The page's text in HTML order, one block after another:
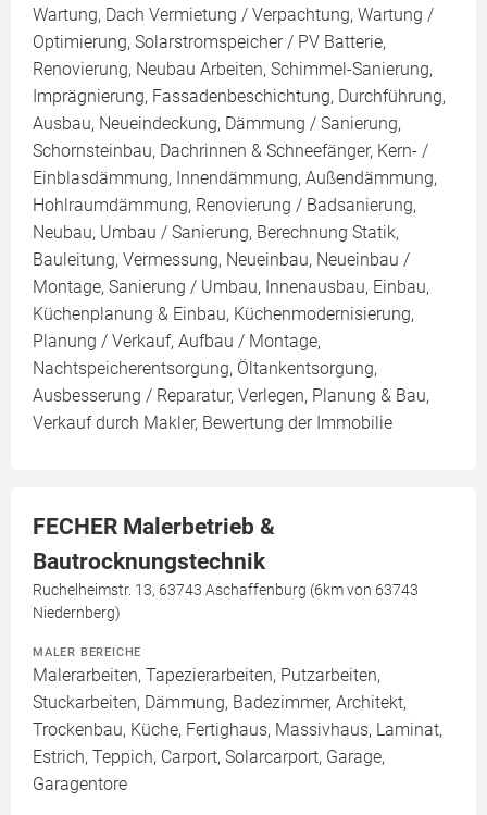
Wartung, Dach Vermietung / Verpachtung, Wartung /
Optimierung, Solarstromspeicher / PV Batterie,
Renovierung, Neubau Arbeiten, Schimmel-Sanierung,
Imprägnierung, Fassadenbeschichtung, Durchführung,
Ausbau, Neueindeckung, Dämmung / Sanierung,
Schornsteinbau, Dachrinnen & Schneefänger, Kern- /
Einblasdämmung, Innendämmung, Außendämmung,
Hohlraumdämmung, Renovierung / Badsanierung,
Neubau, Umbau / Sanierung, Berechnung Statik,
Bauleitung, Vermessung, Neueinbau, Neueinbau /
Montage, Sanierung / Umbau, Innenausbau, Einbau,
Küchenplanung & Einbau, Küchenmodernisierung,
Planung / Verkauf, Aufbau / Montage,
Nachtspeicherentsorgung, Öltankentsorgung,
Ausbesserung / Reparatur, Verlegen, Planung & Bau,
Verkauf durch Makler, Bewertung der Immobilie
FECHER Malerbetrieb &
Bautrocknungstechnik
Ruchelheimstr. 13, 63743 Aschaffenburg (6km von 63743
Niedernberg)
MALER BEREICHE
Malerarbeiten, Tapezierarbeiten, Putzarbeiten,
Stuckarbeiten, Dämmung, Badezimmer, Architekt,
Trockenbau, Küche, Fertighaus, Massivhaus, Laminat,
Estrich, Teppich, Carport, Solarcarport, Garage,
Garagentore